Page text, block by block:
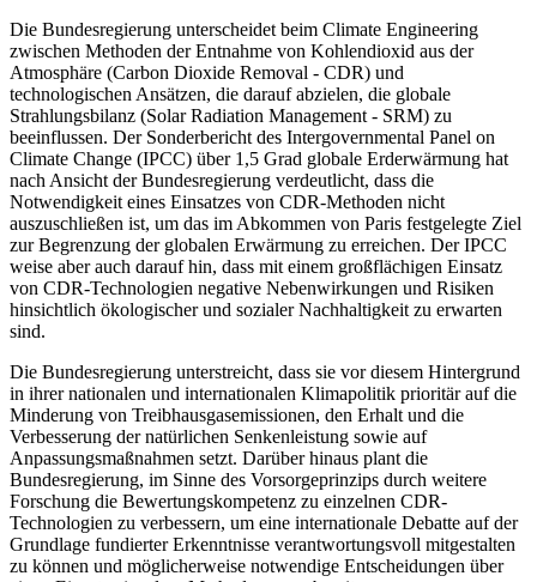
Die Bundesregierung unterscheidet beim Climate Engineering
zwischen Methoden der Entnahme von Kohlendioxid aus der
Atmosphäre (Carbon Dioxide Removal - CDR) und
technologischen Ansätzen, die darauf abzielen, die globale
Strahlungsbilanz (Solar Radiation Management - SRM) zu
beeinflussen. Der Sonderbericht des Intergovernmental Panel on
Climate Change (IPCC) über 1,5 Grad globale Erderwärmung hat
nach Ansicht der Bundesregierung verdeutlicht, dass die
Notwendigkeit eines Einsatzes von CDR-Methoden nicht
auszuschließen ist, um das im Abkommen von Paris festgelegte Ziel
zur Begrenzung der globalen Erwärmung zu erreichen. Der IPCC
weise aber auch darauf hin, dass mit einem großflächigen Einsatz
von CDR-Technologien negative Nebenwirkungen und Risiken
hinsichtlich ökologischer und sozialer Nachhaltigkeit zu erwarten
sind.
Die Bundesregierung unterstreicht, dass sie vor diesem Hintergrund
in ihrer nationalen und internationalen Klimapolitik prioritär auf die
Minderung von Treibhausgasemissionen, den Erhalt und die
Verbesserung der natürlichen Senkenleistung sowie auf
Anpassungsmaßnahmen setzt. Darüber hinaus plant die
Bundesregierung, im Sinne des Vorsorgeprinzips durch weitere
Forschung die Bewertungskompetenz zu einzelnen CDR-
Technologien zu verbessern, um eine internationale Debatte auf der
Grundlage fundierter Erkenntnisse verantwortungsvoll mitgestalten
zu können und möglicherweise notwendige Entscheidungen über